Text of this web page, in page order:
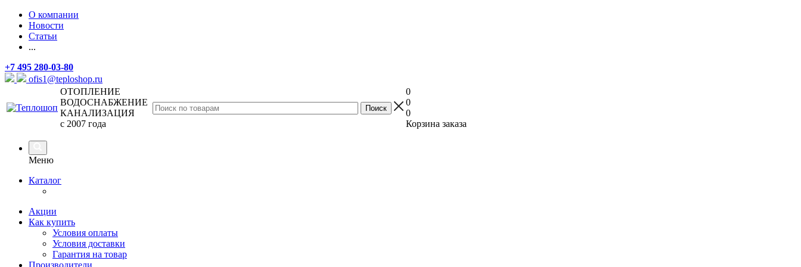
О компании
Новости
Статьи
...
+7 495 280-03-80
ofis1@teploshop.ru
ОТОПЛЕНИЕ
ВОДОСНАБЖЕНИЕ
КАНАЛИЗАЦИЯ
с 2007 года
0
0
0
Корзина заказа
Меню
Каталог
Акции
Как купить
Условия оплаты
Условия доставки
Гарантия на товар
Производители